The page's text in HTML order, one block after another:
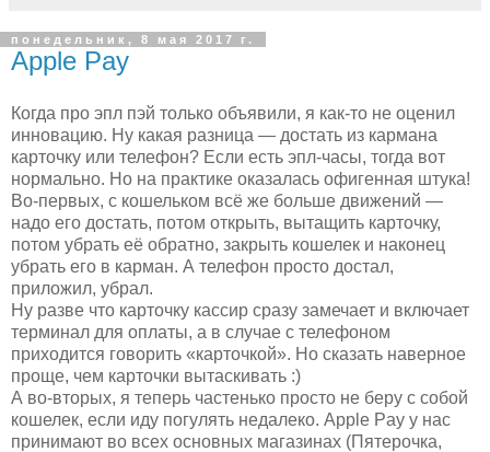
понедельник, 8 мая 2017 г.
Apple Pay
Когда про эпл пэй только объявили, я как-то не оценил
инновацию. Ну какая разница — достать из кармана
карточку или телефон? Если есть эпл-часы, тогда вот
нормально. Но на практике оказалась офигенная штука!
Во-первых, с кошельком всё же больше движений —
надо его достать, потом открыть, вытащить карточку,
потом убрать её обратно, закрыть кошелек и наконец
убрать его в карман. А телефон просто достал,
приложил, убрал.
Ну разве что карточку кассир сразу замечает и включает
терминал для оплаты, а в случае с телефоном
приходится говорить «карточкой». Но сказать наверное
проще, чем карточки вытаскивать :)
А во-вторых, я теперь частенько просто не беру с собой
кошелек, если иду погулять недалеко. Apple Pay у нас
принимают во всех основных магазинах (Пятерочка,